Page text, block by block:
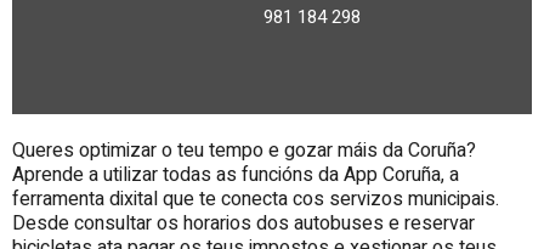
981 184 298
Queres optimizar o teu tempo e gozar máis da Coruña?
Aprende a utilizar todas as funcións da App Coruña, a
ferramenta dixital que te conecta cos servizos municipais.
Desde consultar os horarios dos autobuses e reservar